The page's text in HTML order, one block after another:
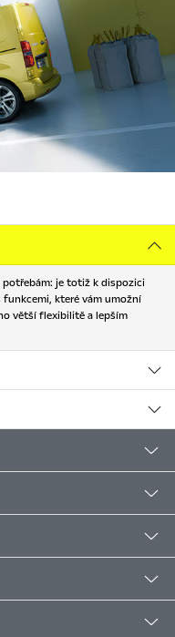
je totiž k dispozici
funkcemi, které vám umožní
větší flexibilitě a lepším